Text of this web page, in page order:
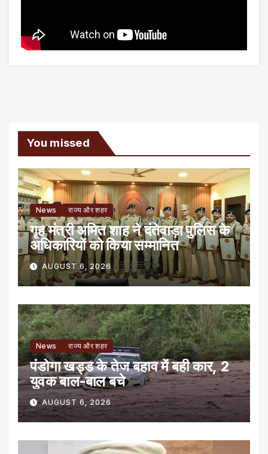
You missed
News राज्य और शहर
गृह मंत्री अमित शाह ने दंतेवाड़ा पुलिस के
अधिकारियों को किया सम्मानित
AUGUST 6, 2026
News राज्य और शहर
पंडोगा खड्ड के तेज बहाव में बही कार, 2
युवक बाल-बाल बचे
AUGUST 6, 2026